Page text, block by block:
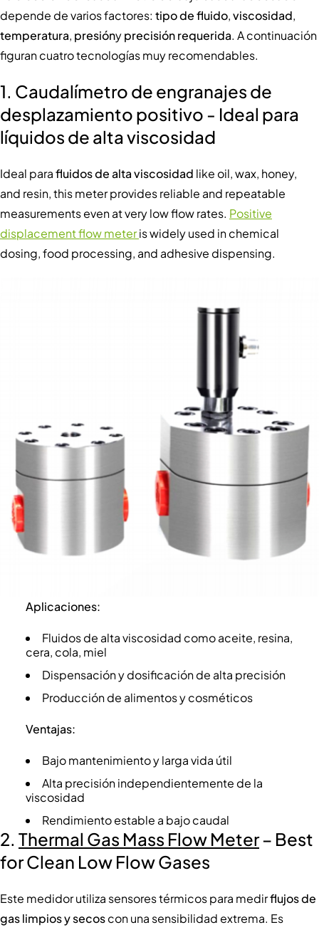
depende de varios factores: tipo de fluido,viscosidad,
temperatura, presiónyprecisión requerida. A continuación
figuran cuatro tecnologías muy recomendables.
1. Caudalímetro de engranajes de
desplazamiento positivo - Ideal para
líquidos de alta viscosidad
Ideal parafluidos de alta viscosidad like oil, wax, honey,
and resin, this meter provides reliable and repeatable
measurements even at very low flow rates. Positive
displacement flow meteris widely used in chemical
dosing, food processing, and adhesive dispensing.
Aplicaciones:
Fluidos de alta viscosidad como aceite, resina,
cera, cola, miel
Dispensación y dosificación de alta precisión
Producción de alimentos y cosméticos
Ventajas:
Bajo mantenimiento y larga vida útil
Alta precisión independientemente de la
viscosidad
Rendimiento estable a bajo caudal
2. Thermal Gas Mass Flow Meter– Best
for Clean Low Flow Gases
Este medidor utiliza sensores térmicos para medirflujos de
gas limpios y secoscon una sensibilidad extrema. Es